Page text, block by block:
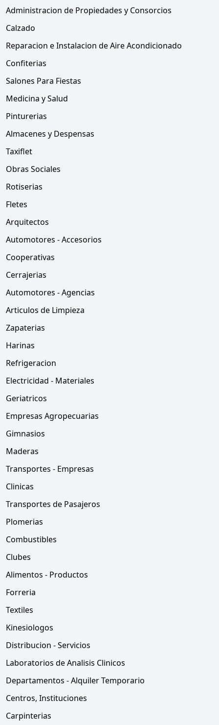
Administracion de Propiedades y Consorcios
Calzado
Reparacion e Instalacion de Aire Acondicionado
Confiterias
Salones Para Fiestas
Medicina y Salud
Pinturerias
Almacenes y Despensas
Taxiflet
Obras Sociales
Rotiserias
Fletes
Arquitectos
Automotores - Accesorios
Cooperativas
Cerrajerias
Automotores - Agencias
Articulos de Limpieza
Zapaterias
Harinas
Refrigeracion
Electricidad - Materiales
Geriatricos
Empresas Agropecuarias
Gimnasios
Maderas
Transportes - Empresas
Clinicas
Transportes de Pasajeros
Plomerias
Combustibles
Clubes
Alimentos - Productos
Forreria
Textiles
Kinesiologos
Distribucion - Servicios
Laboratorios de Analisis Clinicos
Departamentos - Alquiler Temporario
Centros, Instituciones
Carpinterias